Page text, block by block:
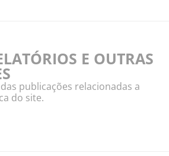
E OUTRAS
publicações relacionadas a
do site.